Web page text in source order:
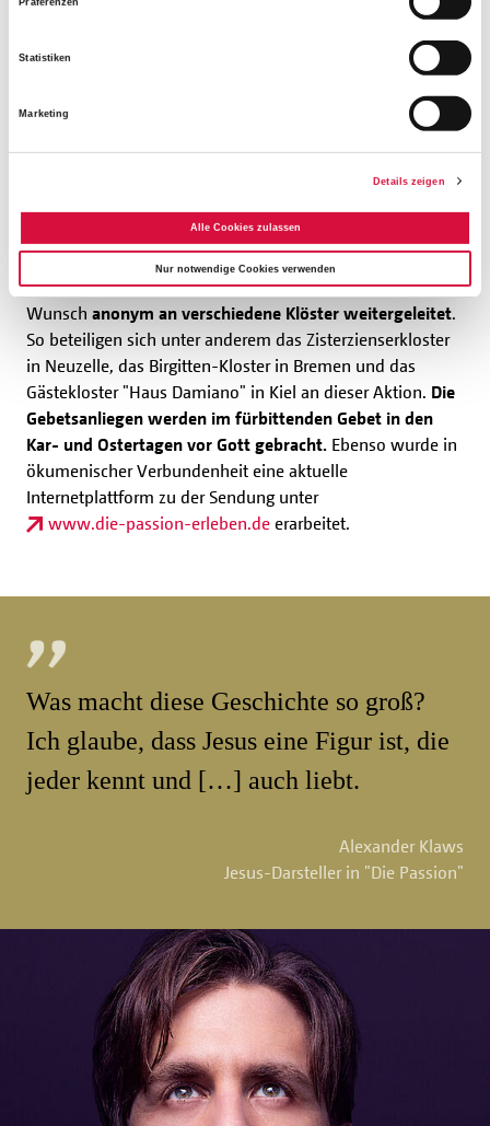
Präferenzen
Statistiken
Marketing
Details zeigen
Alle Cookies zulassen
Nur notwendige Cookies verwenden
Klöster tragen Gebetsanliegen in
das fürbittende Gebet
Zusätzlich zu dem Begleitmaterialunterstützt das
Bonifatiuswerk die TV-Ausstrahlung mit einem
Gebetsanliegen: Interessierte können von Mittwoch, 13.
April, bis Karsamstag, 16. April, 18 Uhr, ihr Gebetsanliegen
an die eingerichtete Sonder-E-Mail-Adresse
beten@bonifatiuswerk.desenden. Diese werden auf
Wunsch anonym an verschiedene Klöster weitergeleitet.
So beteiligen sich unter anderem das Zisterzienserkloster
in Neuzelle, das Birgitten-Kloster in Bremen und das
Gästekloster "Haus Damiano" in Kiel an dieser Aktion. Die
Gebetsanliegen werden im fürbittenden Gebet in den
Kar- und Ostertagen vor Gott gebracht. Ebenso wurde in
ökumenischer Verbundenheit eine aktuelle
Internetplattform zu der Sendung unter
www.die-passion-erleben.de erarbeitet.
Was macht diese Geschichte so groß?
Ich glaube, dass Jesus eine Figur ist, die
jeder kennt und […] auch liebt.
Alexander Klaws
Jesus-Darsteller in "Die Passion"